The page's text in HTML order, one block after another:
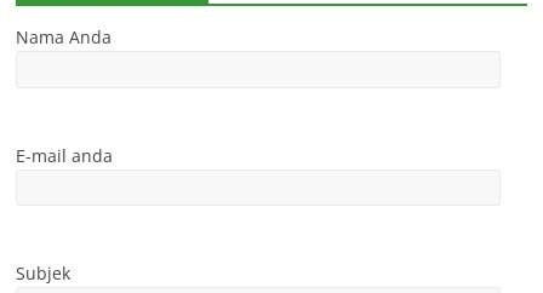
Nama Anda
E-mail anda
Subjek